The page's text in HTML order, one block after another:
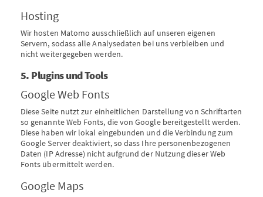
Hosting
Wir hosten Matomo ausschließlich auf unseren eigenen
Servern, sodass alle Analysedaten bei uns verbleiben und
nicht weitergegeben werden.
5. Plugins und Tools
Google Web Fonts
Diese Seite nutzt zur einheitlichen Darstellung von Schriftarten
so genannte Web Fonts, die von Google bereitgestellt werden.
Diese haben wir lokal eingebunden und die Verbindung zum
Google Server deaktiviert, so dass Ihre personenbezogenen
Daten (IP Adresse) nicht aufgrund der Nutzung dieser Web
Fonts übermittelt werden.
Google Maps